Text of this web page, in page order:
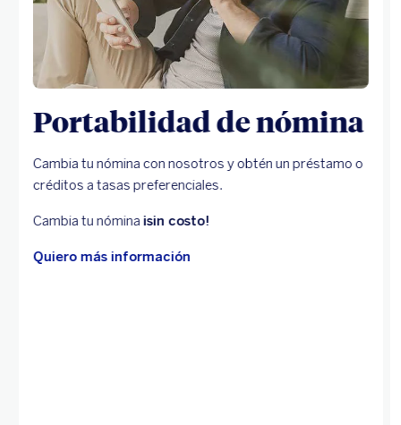
Portabilidad de nómina
Cambia tu nómina con nosotros y obtén un préstamo o
créditos a tasas preferenciales.
Cambia tu nómina ¡sin costo!
Quiero más información